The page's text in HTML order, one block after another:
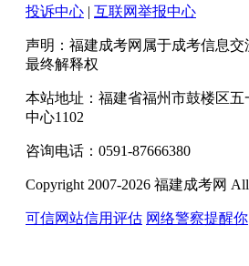
投诉中心 | 互联网举报中心
声明：福建成考网属于成考信息
最终解释权
本站地址：福建省福州市鼓楼区五
中心1102
咨询电话：0591-87666380
Copyright 2007-2026 福建成考网 All
可信网站信用评估 网络警察提醒你